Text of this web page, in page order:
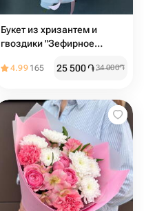
Букет из хризантем и
гвоздики "Зефирное
4.99 165 25 500֏34 000֏